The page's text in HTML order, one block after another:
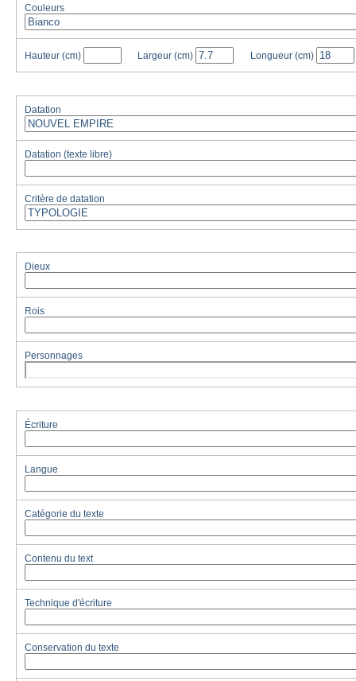
Couleurs
Hauteur (cm) Largeur (cm) Longueur(cm)
Datation
Datation (texte libre)
Critère de datation
Dieux
Rois
Personnages
Écriture
Langue
Catégorie du texte
Contenu du text
Technique d'écriture
Conservation du texte